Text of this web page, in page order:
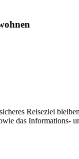
Reiseziel
das